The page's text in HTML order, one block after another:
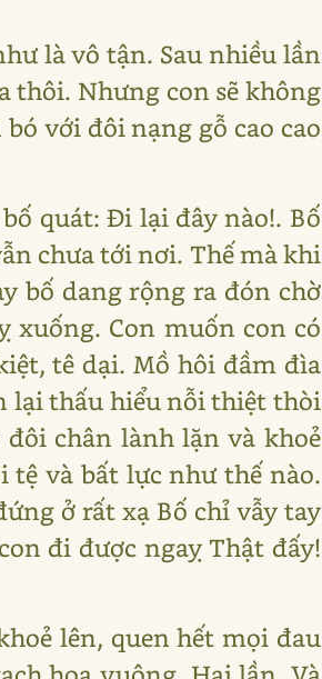
là vô tận. Sau nhiều lần
thôi. Nhưng con sẽ không
với đôi nạng gỗ cao cao
quát: Đi lại đây nào!. Bố
chưa tới nơi. Thế mà khi
bố dang rộng ra đón chờ
xuống. Con muốn con có
tê dại. Mồ hôi đầm đìa
lại thấu hiểu nỗi thiệt thòi
đôi chân lành lặn và khoẻ
tệ và bất lực như thế nào.
ở rất xạ Bố chỉ vẫy tay
đi được ngaỵ Thật đấy!
lên, quen hết mọi đau